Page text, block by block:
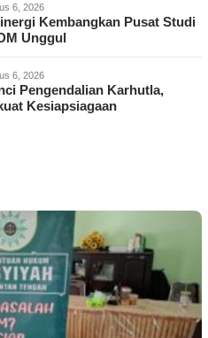
6, 2026
Kembangkan Pusat Studi
Unggul
6, 2026
Pengendalian Karhutla,
Kesiapsiagaan